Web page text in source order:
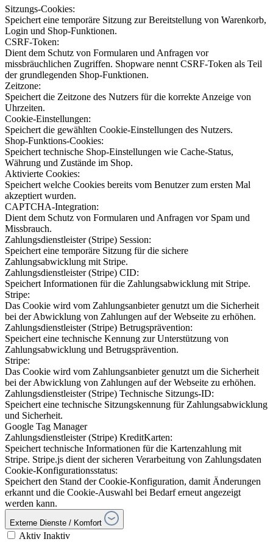
Sitzungs-Cookies:
Speichert eine temporäre Sitzung zur Bereitstellung von Warenkorb,
Login und Shop-Funktionen.
CSRF-Token:
Dient dem Schutz von Formularen und Anfragen vor
missbräuchlichen Zugriffen. Shopware nennt CSRF-Token als Teil
der grundlegenden Shop-Funktionen.
Zeitzone:
Speichert die Zeitzone des Nutzers für die korrekte Anzeige von
Uhrzeiten.
Cookie-Einstellungen:
Speichert die gewählten Cookie-Einstellungen des Nutzers.
Shop-Funktions-Cookies:
Speichert technische Shop-Einstellungen wie Cache-Status,
Währung und Zustände im Shop.
Aktivierte Cookies:
Speichert welche Cookies bereits vom Benutzer zum ersten Mal
akzeptiert wurden.
CAPTCHA-Integration:
Dient dem Schutz von Formularen und Anfragen vor Spam und
Missbrauch.
Zahlungsdienstleister (Stripe) Session:
Speichert eine temporäre Sitzung für die sichere
Zahlungsabwicklung mit Stripe.
Zahlungsdienstleister (Stripe) CID:
Speichert Informationen für die Zahlungsabwicklung mit Stripe.
Stripe:
Das Cookie wird vom Zahlungsanbieter genutzt um die Sicherheit
bei der Abwicklung von Zahlungen auf der Webseite zu erhöhen.
Zahlungsdienstleister (Stripe) Betrugsprävention:
Speichert eine technische Kennung zur Unterstützung von
Zahlungsabwicklung und Betrugsprävention.
Stripe:
Das Cookie wird vom Zahlungsanbieter genutzt um die Sicherheit
bei der Abwicklung von Zahlungen auf der Webseite zu erhöhen.
Zahlungsdienstleister (Stripe) Technische Sitzungs-ID:
Speichert eine technische Sitzungskennung für Zahlungsabwicklung
und Sicherheit.
Google Tag Manager
Zahlungsdienstleister (Stripe) KreditKarten:
Speichert technische Informationen für die Kartenzahlung mit
Stripe. Stripe.js dient der sicheren Verarbeitung von Zahlungsdaten
Cookie-Konfigurationsstatus:
Speichert den Stand der Cookie-Konfiguration, damit Änderungen
erkannt und die Cookie-Auswahl bei Bedarf erneut angezeigt
werden kann.
Externe Dienste / Komfort
Aktiv Inaktiv